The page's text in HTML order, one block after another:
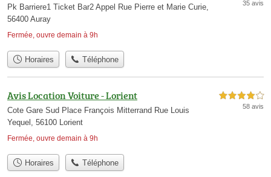
Pk Barriere1 Ticket Bar2 Appel Rue Pierre et Marie Curie,
56400 Auray
Fermée, ouvre demain à 9h
35 avis
Horaires Téléphone
Avis Location Voiture - Lorient
Cote Gare Sud Place François Mitterrand Rue Louis
Yequel, 56100 Lorient
Fermée, ouvre demain à 9h
4,0 étoiles sur 5
58 avis
Horaires Téléphone